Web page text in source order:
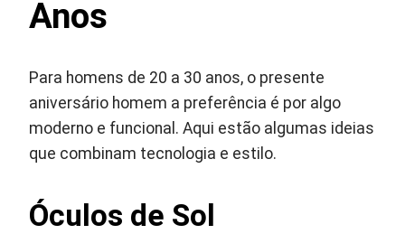
Anos
Para homens de 20 a 30 anos, o presente
aniversário homem a preferência é por algo
moderno e funcional. Aqui estão algumas ideias
que combinam tecnologia e estilo.
Óculos de Sol